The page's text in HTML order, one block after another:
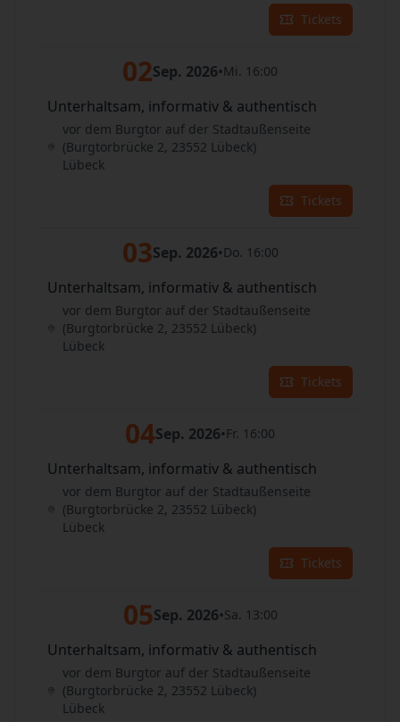
Tickets
02Sep. 2026•Mi. 16:00
Unterhaltsam, informativ & authentisch
vor dem Burgtor auf der Stadtaußenseite
(Burgtorbrücke 2, 23552 Lübeck)
Lübeck
Tickets
03Sep. 2026•Do. 16:00
Unterhaltsam, informativ & authentisch
vor dem Burgtor auf der Stadtaußenseite
(Burgtorbrücke 2, 23552 Lübeck)
Lübeck
Tickets
04Sep. 2026•Fr. 16:00
Unterhaltsam, informativ & authentisch
vor dem Burgtor auf der Stadtaußenseite
(Burgtorbrücke 2, 23552 Lübeck)
Lübeck
Tickets
05Sep. 2026•Sa. 13:00
Unterhaltsam, informativ & authentisch
vor dem Burgtor auf der Stadtaußenseite
(Burgtorbrücke 2, 23552 Lübeck)
Lübeck